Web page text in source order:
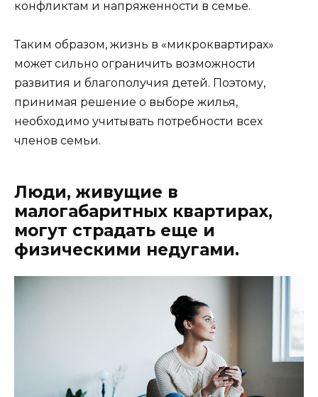
конфликтам и напряженности в семье.
Таким образом, жизнь в «микроквартирах»
может сильно ограничить возможности
развития и благополучия детей. Поэтому,
принимая решение о выборе жилья,
необходимо учитывать потребности всех
членов семьи.
Люди, живущие в
малогабаритных квартирах,
могут страдать еще и
физическими недугами.